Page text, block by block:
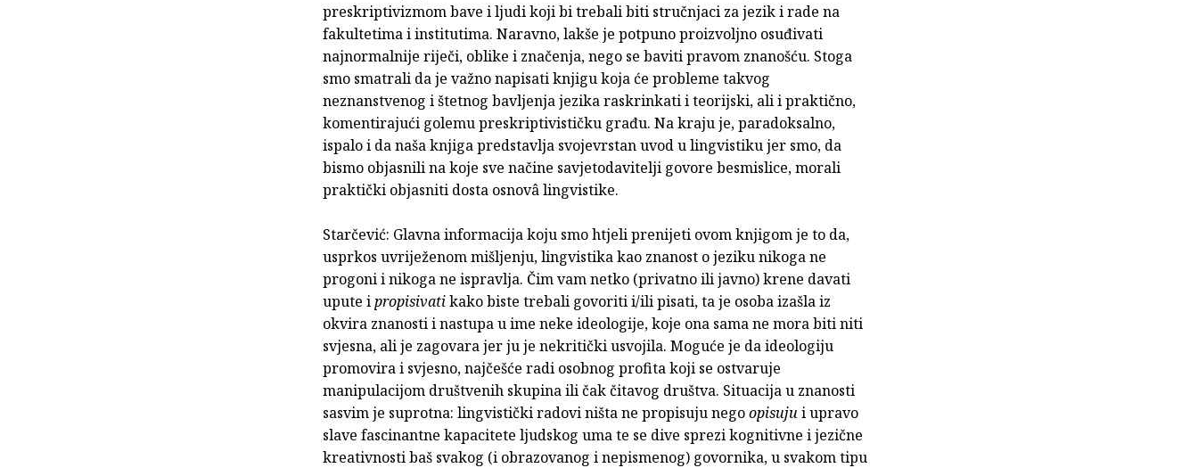
preskriptivizmom bave i ljudi koji bi trebali biti stručnjaci za jezik i rade na
fakultetima i institutima. Naravno, lakše je potpuno proizvoljno osuđivati
najnormalnije riječi, oblike i značenja, nego se baviti pravom znanošću. Stoga
smo smatrali da je važno napisati knjigu koja će probleme takvog
neznanstvenog i štetnog bavljenja jezika raskrinkati i teorijski, ali i praktično,
komentirajući golemu preskriptivističku građu. Na kraju je, paradoksalno,
ispalo i da naša knjiga predstavlja svojevrstan uvod u lingvistiku jer smo, da
bismo objasnili na koje sve načine savjetodavitelji govore besmislice, morali
praktički objasniti dosta osnovâ lingvistike.
Starčević: Glavna informacija koju smo htjeli prenijeti ovom knjigom je to da,
usprkos uvriježenom mišljenju, lingvistika kao znanost o jeziku nikoga ne
progoni i nikoga ne ispravlja. Čim vam netko (privatno ili javno) krene davati
upute ipropisivatikako biste trebali govoriti i/ili pisati, ta je osoba izašla iz
okvira znanosti i nastupa u ime neke ideologije, koje ona sama ne mora biti niti
svjesna, ali je zagovara jer ju je nekritički usvojila. Moguće je da ideologiju
promovira i svjesno, najčešće radi osobnog profita koji se ostvaruje
manipulacijom društvenih skupina ili čak čitavog društva. Situacija u znanosti
sasvim je suprotna: lingvistički radovi ništa ne propisuju negoopisujui upravo
slave fascinantne kapacitete ljudskog uma te se dive sprezi kognitivne i jezične
kreativnosti baš svakog (i obrazovanog i nepismenog) govornika, u svakom tipu